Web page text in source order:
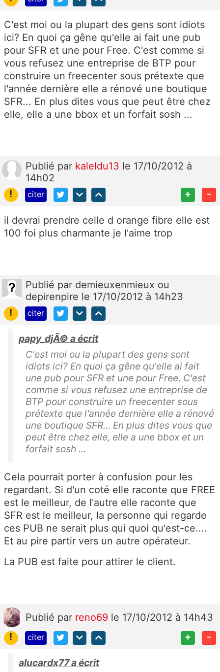
C'est moi ou la plupart des gens sont idiots
ici? En quoi ça gêne qu'elle ai fait une pub
pour SFR et une pour Free. C'est comme si
vous refusez une entreprise de BTP pour
construire un freecenter sous prétexte que
l'année dernière elle a rénové une boutique
SFR... En plus dites vous que peut être chez
elle, elle a une bbox et un forfait sosh ...
Publié par kaleldu13 le 17/10/2012 à
14h02
!
citer + -
il devrai prendre celle d orange fibre elle est
100 foi plus charmante je l'aime trop
Publié par demieuxenmieux ou
depirenpire le 17/10/2012 à 14h23
!
citer
papy_djÃ© a écrit
C'est moi ou la plupart des gens sont
idiots ici? En quoi ça gêne qu'elle ai fait
une pub pour SFR et une pour Free. C'est
comme si vous refusez une entreprise de
BTP pour construire un freecenter sous
prétexte que l'année dernière elle a rénové
une boutique SFR... En plus dites vous que
peut être chez elle, elle a une bbox et un
forfait sosh ...
Cela pourrait porter à confusion pour les
regardant. Si d'un coté elle raconte que FREE
est le meilleur, de l'autre elle raconte que
SFR est le meilleur, la personne qui regarde
ces PUB ne serait plus qui quoi qu'est-ce....
Et au pire partir vers un autre opérateur.
La PUB est faite pour attirer le client.
Publié par reno69 le 17/10/2012 à 14h43
!
citer + -
alucardx77 a écrit